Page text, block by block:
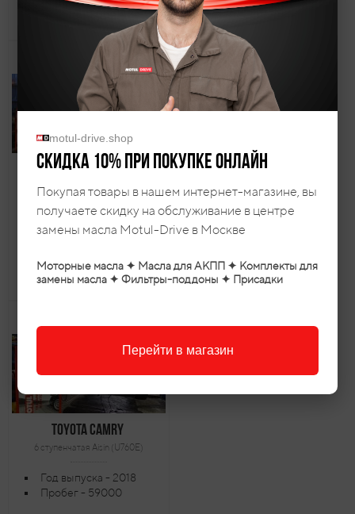
RAV4
4088907
Toyota Land Cruiser Prado
6-и ступенчатая AC60F
Год выпуска - 2018
Пробег - 68300
Обзор замены в АКПП на Toyota
Land Cruiser Prado
4070050
Toyota Land Cruiser Prado
Год выпуска - 2015
Пробег - 63000
Обзор замены в АКПП на Toyota
Land Cruiser Prado
Toyota Camry
6 ступенчатая Aisin (U760E)
Год выпуска - 2018
Пробег - 59000
motul-drive.shop
Скидка 10% при покупке онлайн
Покупая товары в нашем интернет-магазине, вы
получаете скидку на обслуживание в центре
замены масла Motul-Drive в Москве
Моторные масла ✦ Масла для АКПП ✦ Комплекты для
замены масла ✦ Фильтры-поддоны ✦ Присадки
Перейти в магазин